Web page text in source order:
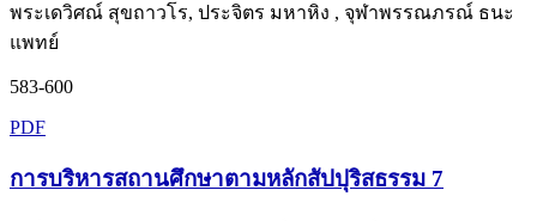
พระเดวิศณ์ สุขถาวโร, ประจิตร มหาหิง , จุฬาพรรณภรณ์ ธนะ
แพทย์
583-600
PDF
การบริหารสถานศึกษาตามหลักสัปปุริสธรรม 7